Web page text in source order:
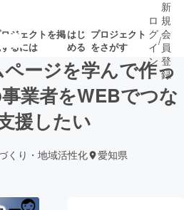
ジェクトを掲
るには
はじ
める
プロジェクト
をさがす
着プロ 募集終了が近いプ
ロ
グ
イ
ン
/
新
規
会
員
登
録
ージを学んで作っ
業者をWEBでつな
援したい
くり・地域活性化 愛知県